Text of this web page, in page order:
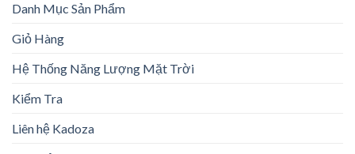
Danh Mục Sản Phẩm
Giỏ Hàng
Hệ Thống Năng Lượng Mặt Trời
Kiểm Tra
Liên hệ Kadoza